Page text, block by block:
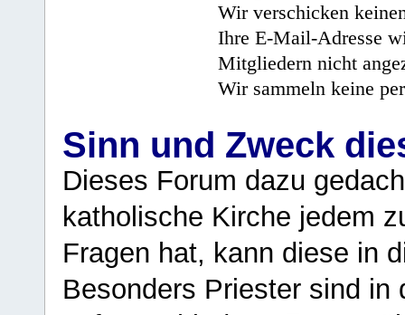
Wir verschicken
Ihre E-Mail-Adresse
Mitgliedern nicht
Wir sammeln keine
Sinn und Zweck
Dieses Forum dazu
katholische Kirche jedem
Fragen hat, kann diese in
Besonders Priester sind in